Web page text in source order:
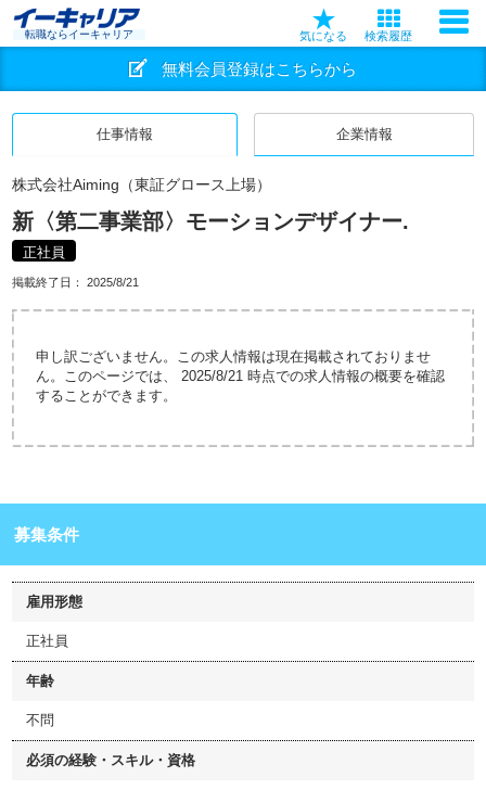
転職ならイーキャリア 気になる 検索履歴
無料会員登録はこちらから
仕事情報 企業情報
株式会社Aiming（東証グロース上場）
新〈第二事業部〉モーションデザイナー.
正社員
掲載終了日： 2025/8/21
申し訳ございません。この求人情報は現在掲載されておりませ
ん。このページでは、 2025/8/21 時点での求人情報の概要を確認
することができます。
募集条件
雇用形態
正社員
年齢
不問
必須の経験・スキル・資格